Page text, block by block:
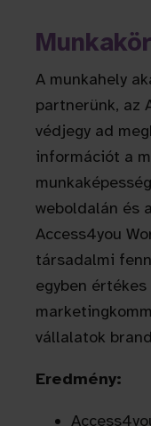
A munkahely
partnerünk, az
védjegy ad
információt a
weboldalán és
Access4you
társadalmi
egyben
vállalatok
Eredmény: